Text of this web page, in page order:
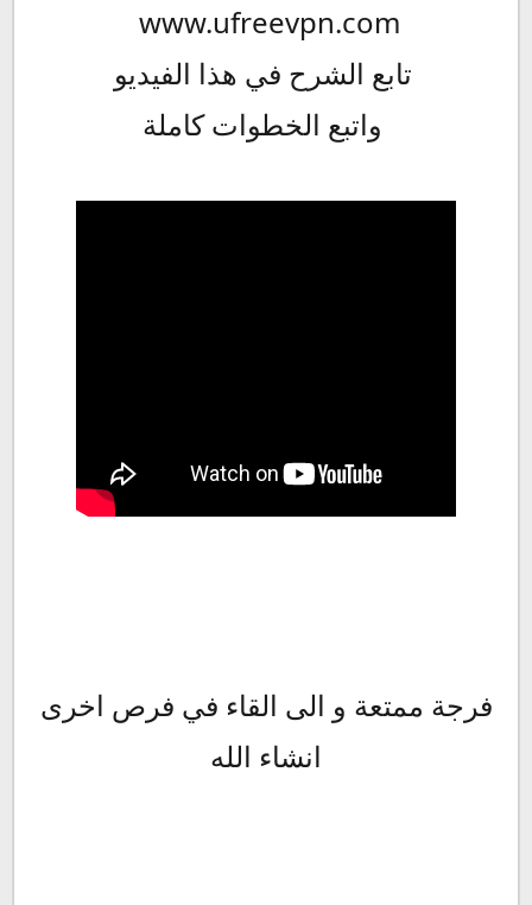
www.ufreevpn.com
تابع الشرح في هذا الفيديو
واتبع الخطوات كاملة
فرجة ممتعة و الى القاء في فرص اخرى
انشاء الله